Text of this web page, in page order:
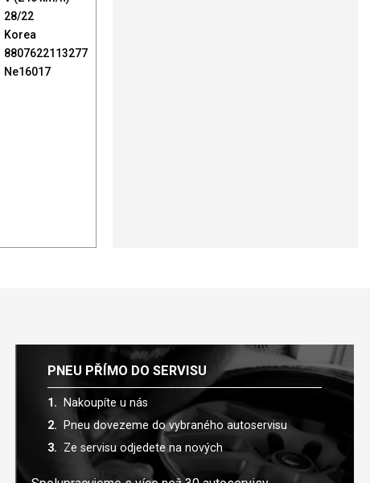
28/22
Korea
8807622113277
Ne16017
PNEU PŘÍMO DO SERVISU
Nakoupíte u nás
Pneu dovezeme do vybraného autoservisu
Ze servisu odjedete na nových